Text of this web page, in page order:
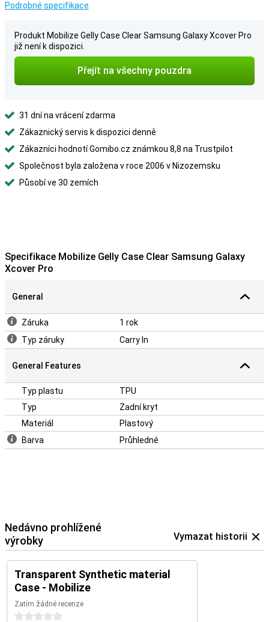
Podrobné specifikace
Produkt Mobilize Gelly Case Clear Samsung Galaxy Xcover Pro
již není k dispozici.
Přejít na všechny pouzdra
31 dní na vrácení zdarma
Zákaznický servis k dispozici denně
Zákazníci hodnotí Gomibo.cz známkou 8,8 na Trustpilot
Společnost byla založena v roce 2006 v Nizozemsku
Působí ve 30 zemích
Specifikace Mobilize Gelly Case Clear Samsung Galaxy
Xcover Pro
General
Záruka
1 rok
Typ záruky
Carry In
General Features
Typ plastu
TPU
Typ
Zadní kryt
Materiál
Plastový
Barva
Průhledné
Nedávno prohlížené
výrobky
Vymazat historii
Transparent Synthetic material
Case - Mobilize
Zatím žádné recenze
0 hvězdičky